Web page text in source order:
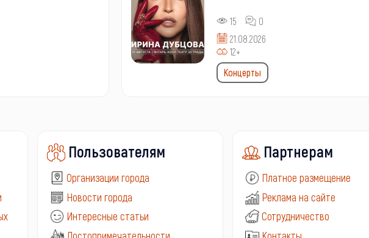
15
0
21.08.2026
12+
Концерты
Пользователям
Организации города
Новости города
Интересные статьи
Партнерам
Платное размещение
Реклама на сайте
Сотрудничество